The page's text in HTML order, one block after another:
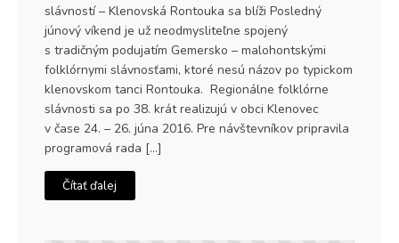
slávností – Klenovská Rontouka sa blíži Posledný
júnový víkend je už neodmysliteľne spojený
s tradičným podujatím Gemersko – malohontskými
folklórnymi slávnosťami, ktoré nesú názov po typickom
klenovskom tanci Rontouka. Regionálne folklórne
slávnosti sa po 38. krát realizujú v obci Klenovec
v čase 24. – 26. júna 2016. Pre návštevníkov pripravila
programová rada […]
Čítať ďalej